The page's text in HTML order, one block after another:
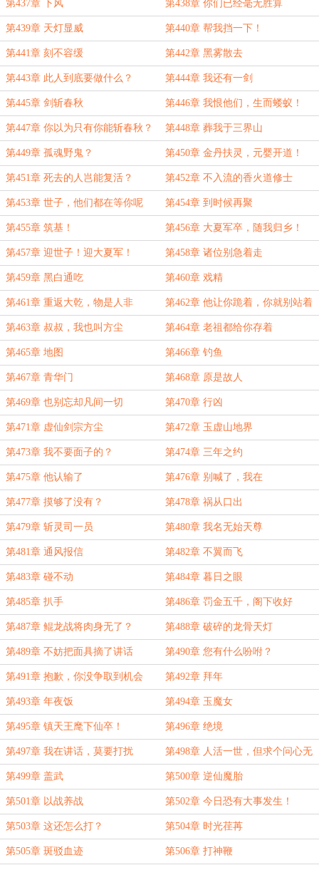
第437章 下风 第438章 你们已经毫无胜算
第439章 天灯显威 第440章 帮我挡一下！
第441章 刻不容缓 第442章 黑雾散去
第443章 此人到底要做什么？ 第444章 我还有一剑
第445章 剑斩春秋 第446章 我恨他们，生而蝼蚁！
第447章 你以为只有你能斩春秋？ 第448章 葬我于三界山
第449章 孤魂野鬼？ 第450章 金丹扶灵，元婴开道！
第451章 死去的人岂能复活？ 第452章 不入流的香火道修士
第453章 世子，他们都在等你呢 第454章 到时候再聚
第455章 筑基！ 第456章 大夏军卒，随我归乡！
第457章 迎世子！迎大夏军！ 第458章 诸位别急着走
第459章 黑白通吃 第460章 戏精
第461章 重返大乾，物是人非 第462章 他让你跪着，你就别站着
第463章 叔叔，我也叫方尘 第464章 老祖都给你存着
第465章 地图 第466章 钓鱼
第467章 青华门 第468章 原是故人
第469章 也别忘却凡间一切 第470章 行凶
第471章 虚仙剑宗方尘 第472章 玉虚山地界
第473章 我不要面子的？ 第474章 三年之约
第475章 他认输了 第476章 别喊了，我在
第477章 摸够了没有？ 第478章 祸从口出
第479章 斩灵司一员 第480章 我名无始天尊
第481章 通风报信 第482章 不翼而飞
第483章 碰不动 第484章 暮日之眼
第485章 扒手 第486章 罚金五千，阁下收好
第487章 鲲龙战将肉身无了？ 第488章 破碎的龙骨天灯
第489章 不妨把面具摘了讲话 第490章 您有什么吩咐？
第491章 抱歉，你没争取到机会 第492章 拜年
第493章 年夜饭 第494章 玉魔女
第495章 镇天王麾下仙卒！ 第496章 绝境
第497章 我在讲话，莫要打扰 第498章 人活一世，但求个问心无
愧
第499章 盖武 第500章 逆仙魔胎
第501章 以战养战 第502章 今日恐有大事发生！
第503章 这还怎么打？ 第504章 时光荏苒
第505章 斑驳血迹 第506章 打神鞭